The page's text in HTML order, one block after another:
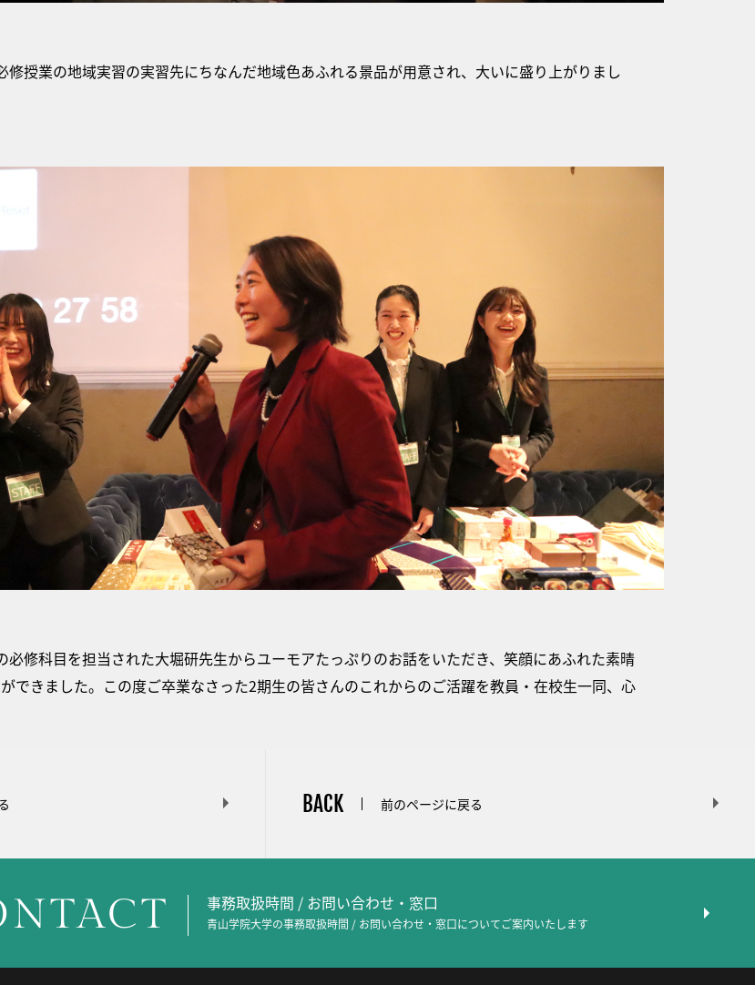
修授業の地域実習の実習先にちなんだ地域色あふれる景品が用意され、大いに盛り上がりまし
必修科目を担当された大堀研先生からユーモアたっぷりのお話をいただき、笑顔にあふれた素晴
できました。この度ご卒業なさった2期生の皆さんのこれからのご活躍を教員・在校生一同、心
BACK 前のページに戻る
事務取扱時間 / お問い合わせ・窓口
青山学院大学の事務取扱時間 / お問い合わせ・窓口についてご案内いたします